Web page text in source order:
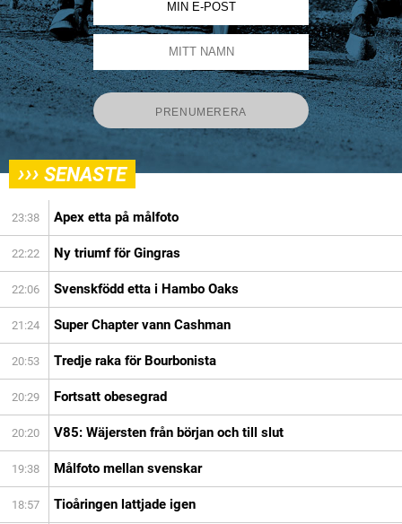
››› SENASTE
23:38 Apex etta på målfoto
22:22 Ny triumf för Gingras
22:06 Svenskfödd etta i Hambo Oaks
21:24 Super Chapter vann Cashman
20:53 Tredje raka för Bourbonista
20:29 Fortsatt obesegrad
20:20 V85: Wäjersten från början och till slut
19:38 Målfoto mellan svenskar
18:57 Tioåringen lattjade igen